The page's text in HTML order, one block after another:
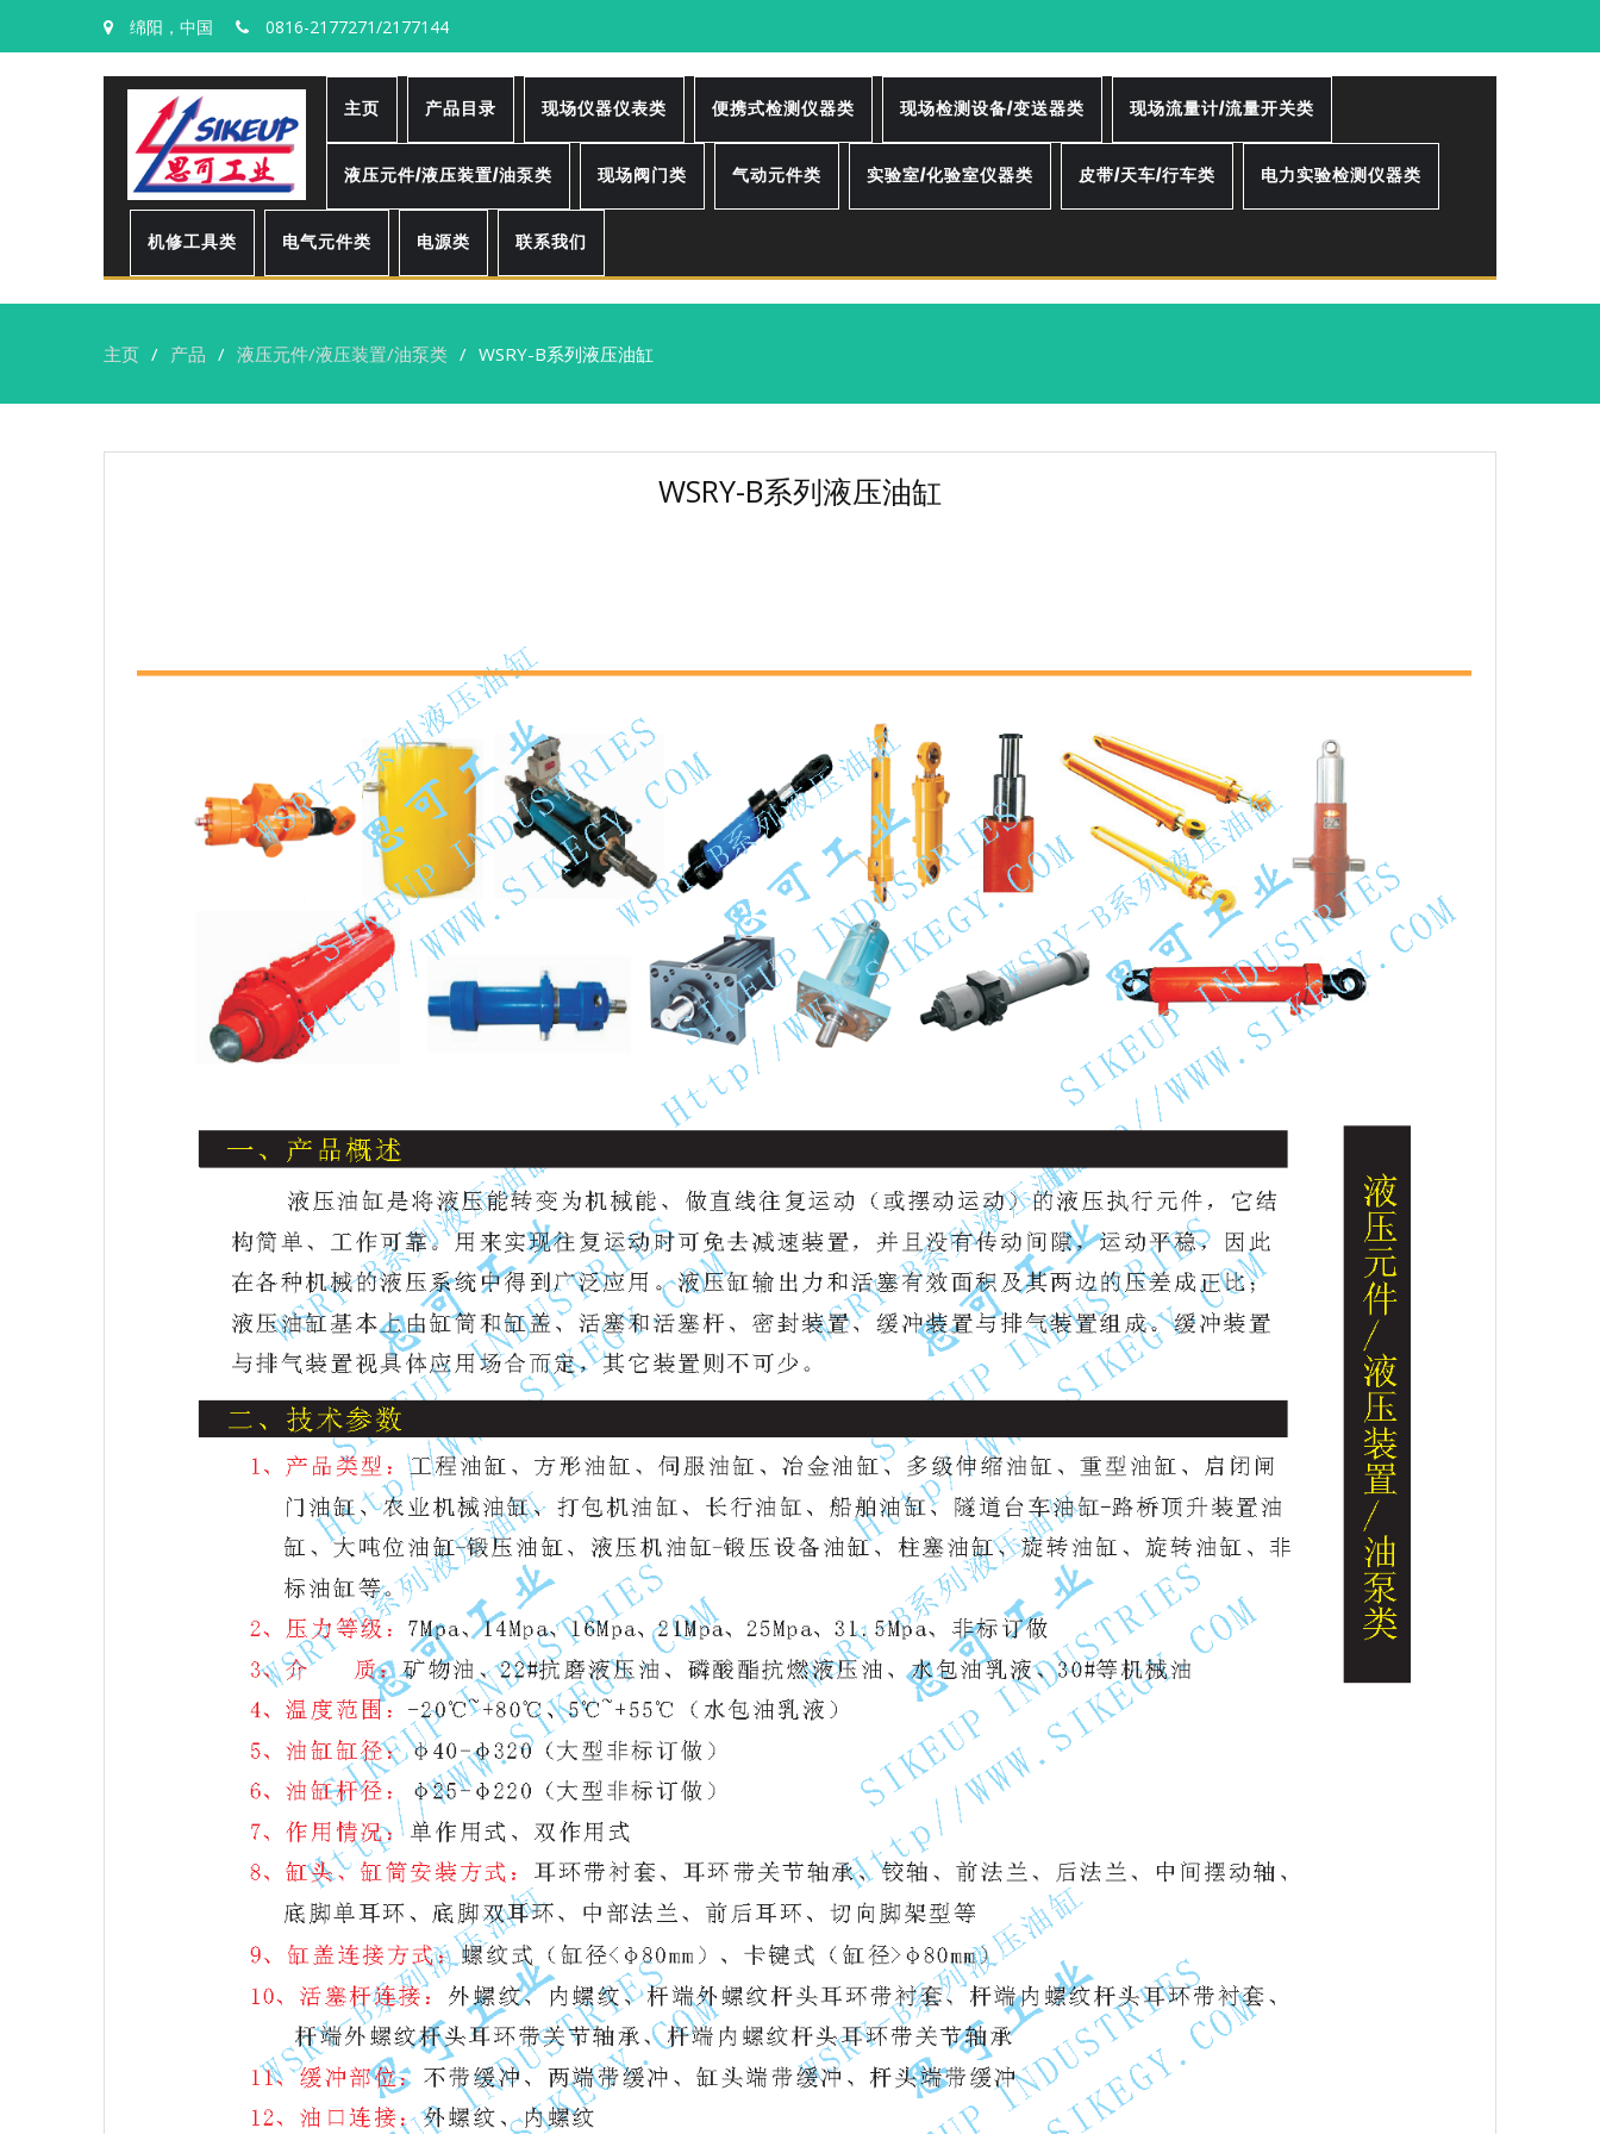
绵阳，中国 0816-2177271/2177144
主页 产品目录 现场仪器仪表类 便携式检测仪器类 现场检测设备/变送器类 现场流量计/流量开关类
液压元件/液压装置/油泵类 现场阀门类 气动元件类 实验室/化验室仪器类 皮带/天车/行车类 电力实验检测仪器类
机修工具类 电气元件类 电源类 联系我们
主页 产品 液压元件/液压装置/油泵类 WSRY-B系列液压油缸
WSRY-B系列液压油缸